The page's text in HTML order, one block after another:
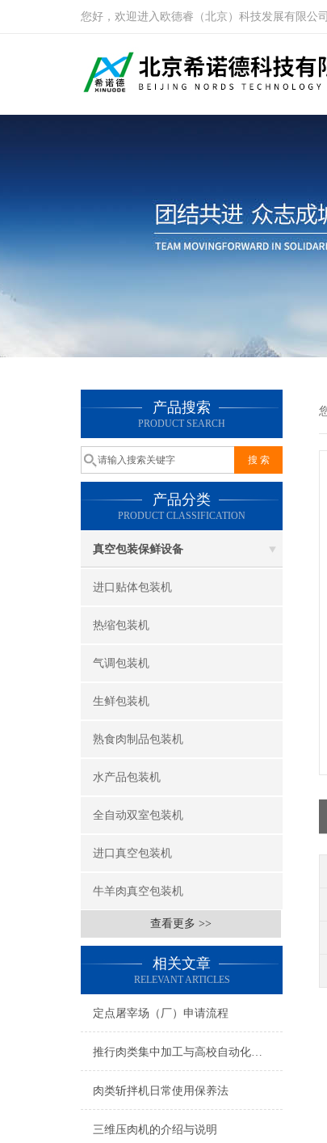
您好，欢迎进入欧德睿（北京）科技发展有限公
产品搜索
PRODUCT SEARCH
产品分类
PRODUCT CLASSIFICATION
真空包装保鲜设备
进口贴体包装机
热缩包装机
气调包装机
生鲜包装机
熟食肉制品包装机
水产品包装机
全自动双室包装机
进口真空包装机
牛羊肉真空包装机
查看更多 >>
相关文章
RELEVANT ARTICLES
定点屠宰场（厂）申请流程
推行肉类集中加工与高校自动化加工的必要性
肉类斩拌机日常使用保养法
三维压肉机的介绍与说明